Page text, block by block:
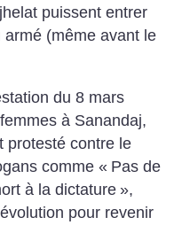
puissent entrer
(même avant le
du 8 mars
à Sanandaj,
protesté contre le
comme « Pas de
à la dictature »,
pour revenir